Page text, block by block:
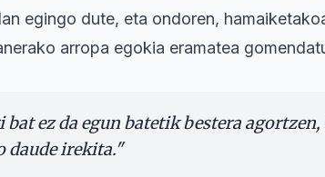
egingo dute, eta ondoren,
arropa egokia eramatea
bat ez da egun batetik bestera
daude irekita."